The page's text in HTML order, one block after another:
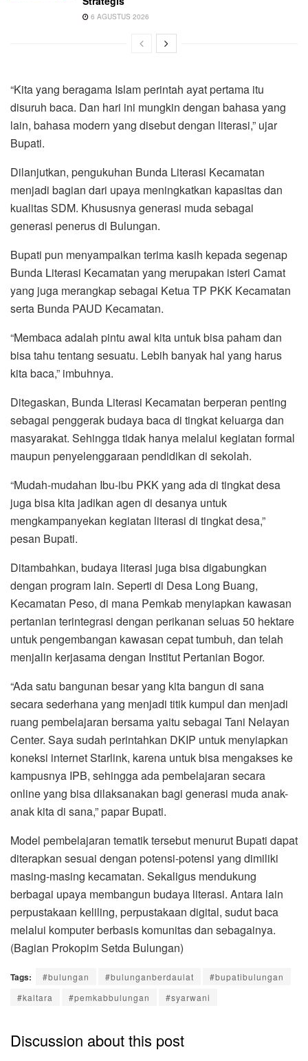
6 AGUSTUS 2026
“Kita yang beragama Islam perintah ayat pertama itu
disuruh baca. Dan hari ini mungkin dengan bahasa yang
lain, bahasa modern yang disebut dengan literasi,” ujar
Bupati.
Dilanjutkan, pengukuhan Bunda Literasi Kecamatan
menjadi bagian dari upaya meningkatkan kapasitas dan
kualitas SDM. Khususnya generasi muda sebagai
generasi penerus di Bulungan.
Bupati pun menyampaikan terima kasih kepada segenap
Bunda Literasi Kecamatan yang merupakan isteri Camat
yang juga merangkap sebagai Ketua TP PKK Kecamatan
serta Bunda PAUD Kecamatan.
“Membaca adalah pintu awal kita untuk bisa paham dan
bisa tahu tentang sesuatu. Lebih banyak hal yang harus
kita baca,” imbuhnya.
Ditegaskan, Bunda Literasi Kecamatan berperan penting
sebagai penggerak budaya baca di tingkat keluarga dan
masyarakat. Sehingga tidak hanya melalui kegiatan formal
maupun penyelenggaraan pendidikan di sekolah.
“Mudah-mudahan Ibu-ibu PKK yang ada di tingkat desa
juga bisa kita jadikan agen di desanya untuk
mengkampanyekan kegiatan literasi di tingkat desa,”
pesan Bupati.
Ditambahkan, budaya literasi juga bisa digabungkan
dengan program lain. Seperti di Desa Long Buang,
Kecamatan Peso, di mana Pemkab menyiapkan kawasan
pertanian terintegrasi dengan perikanan seluas 50 hektare
untuk pengembangan kawasan cepat tumbuh, dan telah
menjalin kerjasama dengan Institut Pertanian Bogor.
“Ada satu bangunan besar yang kita bangun di sana
secara sederhana yang menjadi titik kumpul dan menjadi
ruang pembelajaran bersama yaitu sebagai Tani Nelayan
Center. Saya sudah perintahkan DKIP untuk menyiapkan
koneksi internet Starlink, karena untuk bisa mengakses ke
kampusnya IPB, sehingga ada pembelajaran secara
online yang bisa dilaksanakan bagi generasi muda anak-
anak kita di sana,” papar Bupati.
Model pembelajaran tematik tersebut menurut Bupati dapat
diterapkan sesuai dengan potensi-potensi yang dimiliki
masing-masing kecamatan. Sekaligus mendukung
berbagai upaya membangun budaya literasi. Antara lain
perpustakaan keliling, perpustakaan digital, sudut baca
melalui komputer berbasis komunitas dan sebagainya.
(Bagian Prokopim Setda Bulungan)
Tags: #bulungan #bulunganberdaulat
#bupatibulungan
#kaltara
#pemkabbulungan #syarwani
Discussion about this post